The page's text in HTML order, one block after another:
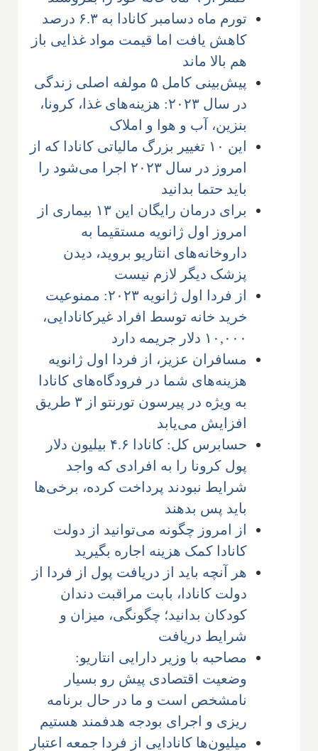
تورم ماه دسامبر کانادا به ۶.۳ درصد
کاهش یافت اما قیمت مواد غذایی باز
هم بالا ماند
پیش‌بینی کامل ۵ مولفه اصلی زندگی
در سال ۲۰۲۳: هزینه‌های غذا، کرونا،
بنزین، آب و هوا و املاک
این ۱۰ تغییر بزرگ مالیاتی کانادا که از
امروز در سال ۲۰۲۳ اجرا می‌شود را
باید حتما بدانید
برای درمان رایگان این ۱۳ بیماری از
امروز اول ژانویه مستقیما به
داروخانه‌های انتاریو بروید، دیدن
پزشک دیگر لازم نیست
از فردا اول ژانویه ۲۰۲۳: ممنوعیت
خرید خانه توسط افراد غیرکانادایی،
۱۰,۰۰۰ دلار جریمه دارد
مسافران عزیز، از فردا اول ژانویه
هزینه‌های شما در فرودگاه‌های کانادا
به ویژه در پیرسون تورنتو از ۳ طریق
افزایش می‌یابد
حسابرس کل: کانادا ۴.۶ بیلیون دلار
پول کرونا را به افرادی که واجد
شرایط نبودند پرداخت کرده، برخی‌ها
باید پس بدهند
از امروز چگونه می‌توانید از دولت
کانادا کمک هزینه اجاره بگیرید
هر آنچه باید از دریافت پول از فردا از
دولت کانادا، بابت مراقبت دندان
کودکان بدانید؛ چگونگی، میزان و
شرایط دریافت
مصاحبه با وزیر دارایی انتاریو:
وضعیت اقتصادی پیش رو بسیار
نامشخص است و ما در حال برنامه
ریزی و اجرای بودجه هدفمند هستیم
میلیون‌ها کانادایی از فردا جمعه اعتبار